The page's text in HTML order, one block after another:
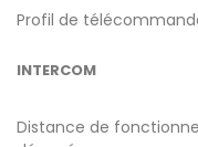
Profil de
INTERCOM
Distance de